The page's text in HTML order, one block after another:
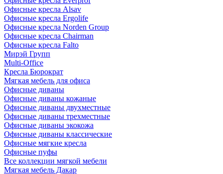
Офисные кресла Alsav
Офисные кресла Ergolife
Офисные кресла Norden Group
Офисные кресла Chairman
Офисные кресла Falto
Мирэй Групп
Multi-Office
Кресла Бюрократ
Мягкая мебель для офиса
Офисные диваны
Офисные диваны кожаные
Офисные диваны двухместные
Офисные диваны трехместные
Офисные диваны экокожа
Офисные диваны классические
Офисные мягкие кресла
Офисные пуфы
Все коллекции мягкой мебели
Мягкая мебель Дакар